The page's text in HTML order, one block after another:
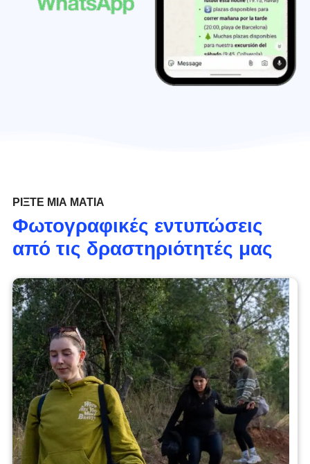
ΡΊΞΤΕ ΜΙΑ ΜΑΤΙΆ
Φωτογραφικές εντυπώσεις
από τις δραστηριότητές μας